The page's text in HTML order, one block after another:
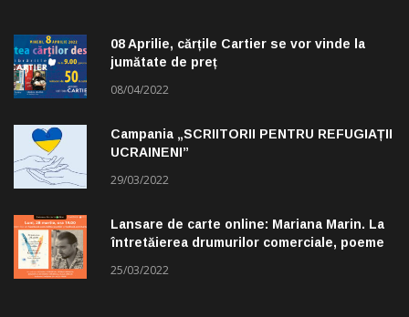
08 Aprilie, cărțile Cartier se vor vinde la
jumătate de preț
08/04/2022
Campania „SCRIITORII PENTRU REFUGIAȚII
UCRAINENI”
29/03/2022
Lansare de carte online: Mariana Marin. La
întretăierea drumurilor comerciale, poeme
25/03/2022